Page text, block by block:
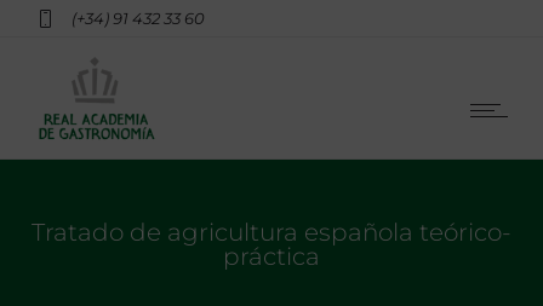
(+34) 91 432 33 60
Tratado de agricultura española teórico-
práctica